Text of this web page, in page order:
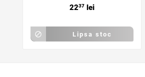
2237 lei
 Lipsa stoc